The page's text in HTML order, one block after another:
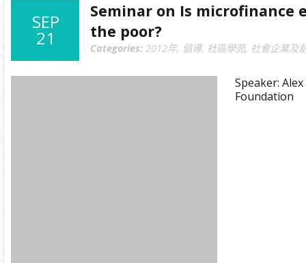
SEP
21
Seminar on Is microfinance
the poor?
Categories: 2012年, 倡導, 社區學苑, 社會企業及
Speaker:
Foundation